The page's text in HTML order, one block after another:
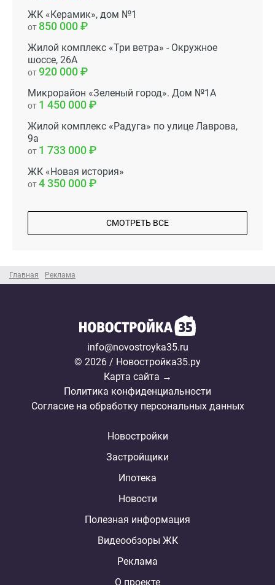
Главная Реклама
ЖК «Керамик», дом №1
от 850 000
Жилой комплекс «Три ветра» - Окружное
шоссе, 26А
от920 000
Микрорайон «Зеленый город». Дом №1А
от 1 450 000
Жилой комплекс «Радуга» по улице Лаврова,
9а
от 1 733 000
ЖК «Новая история»
от4 350 000
СМОТРЕТЬ ВСЕ
info@novostroyka35.ru
© 2026 / Новостройка35.ру
Карта сайта →
Политика конфиденциальности
Согласие на обработку персональных данных
Новостройки
Застройщики
Ипотека
Новости
Полезная информация
Видеообзоры ЖК
Реклама
О проекте